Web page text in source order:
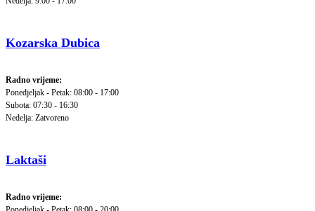
Kozarska Dubica
Radno vrijeme:
Ponedjeljak - Petak: 08:00 - 17:00
Subota: 07:30 - 16:30
Nedelja: Zatvoreno
Laktaši
Radno vrijeme: